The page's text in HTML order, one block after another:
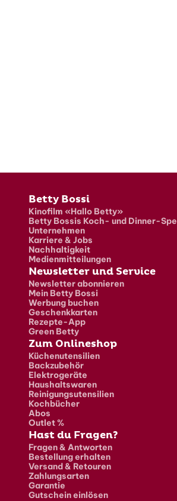
Fusszeile
Betty Bossi
Kinofilm «Hallo Betty»
Betty Bossis Koch- und Dinner-
Unternehmen
Karriere & Jobs
Nachhaltigkeit
Medienmitteilungen
Newsletter und Service
Newsletter abonnieren
Mein Betty Bossi
Werbung buchen
Geschenkkarten
Rezepte-App
Green Betty
Zum Onlineshop
Küchenutensilien
Backzubehör
Elektrogeräte
Haushaltswaren
Reinigungsutensilien
Kochbücher
Abos
Outlet %
Hast du Fragen?
Fragen & Antworten
Bestellung erhalten
Versand & Retouren
Zahlungsarten
Garantie
Gutschein einlösen